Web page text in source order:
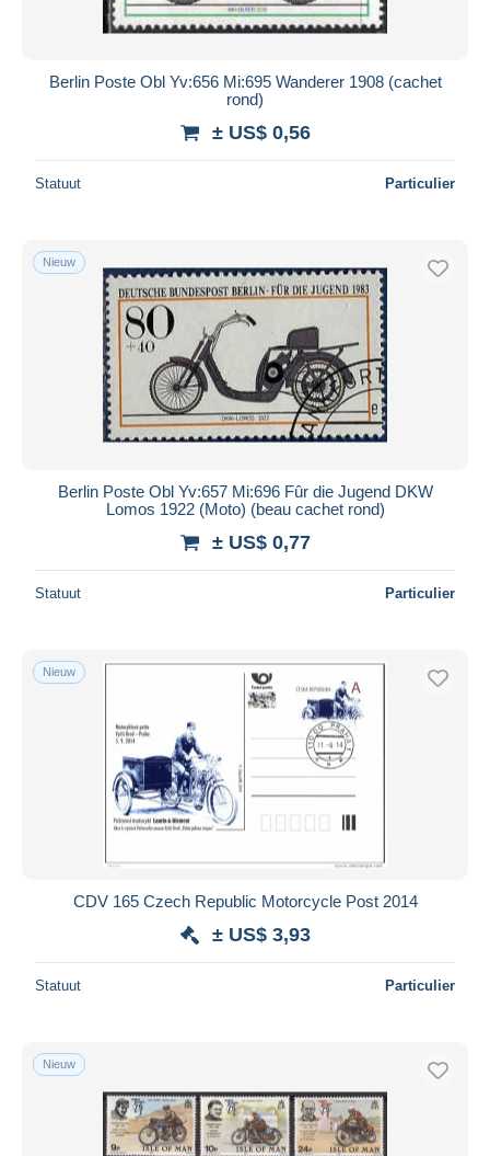
Berlin Poste Obl Yv:656 Mi:695 Wanderer 1908 (cachet
rond)
± US$ 0,56
Statuut Particulier
Nieuw
Berlin Poste Obl Yv:657 Mi:696 Fûr die Jugend DKW
Lomos 1922 (Moto) (beau cachet rond)
± US$ 0,77
Statuut Particulier
Nieuw
CDV 165 Czech Republic Motorcycle Post 2014
± US$ 3,93
Statuut Particulier
Nieuw